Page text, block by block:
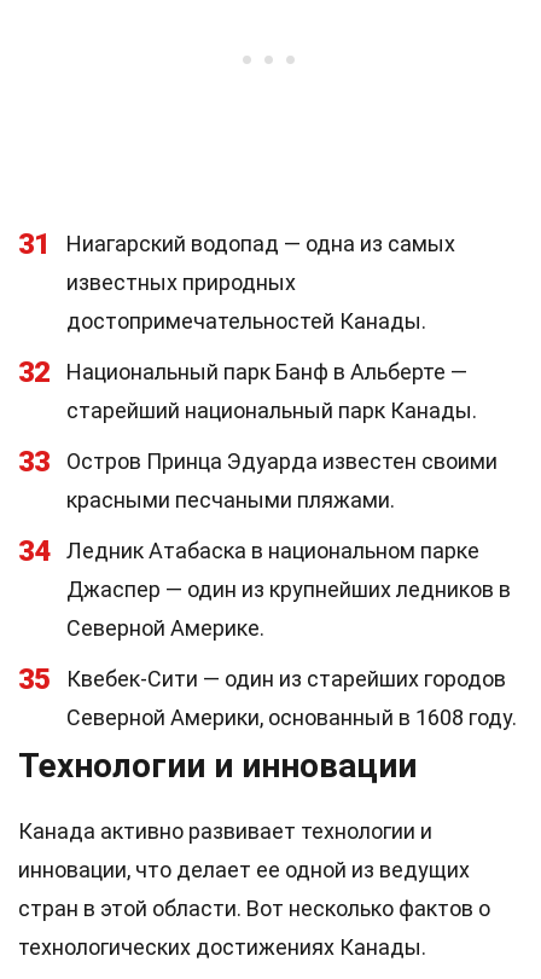
31
Ниагарский водопад — одна из самых
известных природных
достопримечательностей Канады.
32
Национальный парк Банф в Альберте —
старейший национальный парк Канады.
33
Остров Принца Эдуарда известен своими
красными песчаными пляжами.
34
Ледник Атабаска в национальном парке
Джаспер — один из крупнейших ледников в
Северной Америке.
35
Квебек-Сити — один из старейших городов
Северной Америки, основанный в 1608 году.
Технологии и инновации
Канада активно развивает технологии и
инновации, что делает ее одной из ведущих
стран в этой области. Вот несколько фактов о
технологических достижениях Канады.